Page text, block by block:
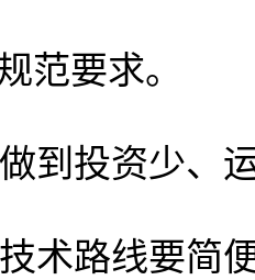
范要求。
到投资少、
术路线要简